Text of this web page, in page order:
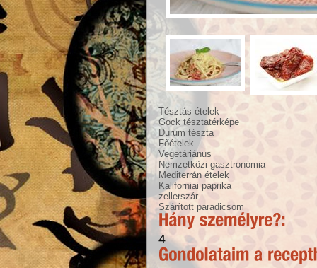
Tésztás ételek
Gock tésztatérképe
Durum tészta
Főételek
Vegetáriánus
Nemzetközi gasztronómia
Mediterrán ételek
Kaliforniai paprika
zellerszár
Szárított paradicsom
4